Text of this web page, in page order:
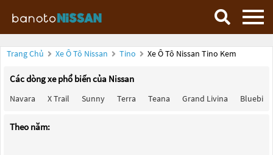
Trang Chủ Xe Ô Tô Nissan Tino Xe Ô Tô Nissan Tino Kem
Các dòng xe phổ biến của Nissan
Navara X Trail Sunny Terra Teana Grand Livina Bluebird
Theo năm: